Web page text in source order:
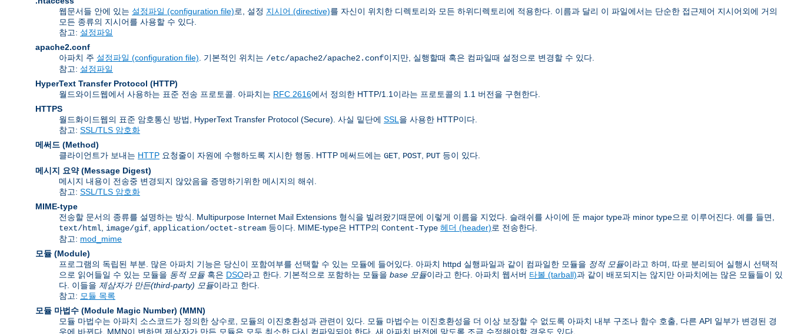
웹문서들 안에 있는 설정파일 (configuration file)로, 설정 지시어 (directive)를 자신이 위치한 디렉토리와 모든 하위디렉토리에 적용한다. 이름과 달리 이 파일에서는 단순한 접근제어 지시어외에 거의
모든 종류의 지시어를 사용할 수 있다.
참고: 설정파일
apache2.conf
아파치 주 설정파일 (configuration file) . 기본적인 위치는 /etc/apache2/apache2.conf이지만, 실행할때 혹은 컴파일때 설정으로 변경할 수 있다.
참고: 설정파일
HyperText Transfer Protocol (HTTP)
월드와이드웹에서 사용하는 표준 전송 프로토콜. 아파치는 RFC 2616에서 정의한 HTTP/1.1이라는 프로토콜의 1.1 버전을 구현한다.
HTTPS
월드화이드웹의 표준 암호통신 방법, HyperText Transfer Protocol (Secure). 사실 밑단에 SSL 을 사용한 HTTP이다.
참고: SSL/TLS 암호화
메써드 (Method)
클라이언트가 보내는 HTTP 요청줄이 자원에 수행하도록 지시한 행동. HTTP 메써드에는 GET POST PUT 등이 있다.
메시지 요약 (Message Digest)
메시지 내용이 전송중 변경되지 않았음을 증명하기위한 메시지의 해쉬.
참고: SSL/TLS 암호화
MIME-type
전송할 문서의 종류를 설명하는 방식. Multipurpose Internet Mail Extensions 형식을 빌려왔기때문에 이렇게 이름을 지었다. 슬래쉬를 사이에 둔 major type과 minor type으로 이루어진다. 예를 들면,
text/html image/gif application/octet-stream 등이다. MIME-type은 HTTP의 Content-Type 헤더 (header)로 전송한다.
참고: mod_mime
모듈 (Module)
프로그램의 독립된 부분. 많은 아파치 기능은 당신이 포함여부를 선택할 수 있는 모듈에 들어있다. 아파치 httpd 실행파일과 같이 컴파일한 모듈을 정적 모듈이라고 하며, 따로 분리되어 실행시 선택적
으로 읽어들일 수 있는 모듈을 동적 모듈 혹은 DSO라고 한다. 기본적으로 포함하는 모듈을 base 모듈이라고 한다. 아파치 웹서버 타볼 (tarball)과 같이 배포되지는 않지만 아파치에는 많은 모듈들이 있
다. 이들을 제삼자가 만든(third-party) 모듈이라고 한다.
참고: 모듈 목록
모듈 마법수 (Module Magic Number) (MMN)
모듈 마법수는 아파치 소스코드가 정의한 상수로, 모듈의 이진호환성과 관련이 있다. 모듈 마법수는 이진호환성을 더 이상 보장할 수 없도록 아파치 내부 구조나 함수 호출, 다른 API 일부가 변경된 경
우에 바뀐다. MMN이 변하면 제삼자가 만든 모듈은 모두 최소한 다시 컴파일되야 한다. 새 아파치 버전에 맞도록 조금 수정해야할 경우도 있다.